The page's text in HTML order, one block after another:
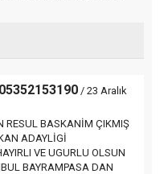
/ 23 Aralık
RESUL BASKANİM ÇIKMIŞ
ADAYLİGİ
VE UGURLU OLSUN
BAYRAMPASA DAN